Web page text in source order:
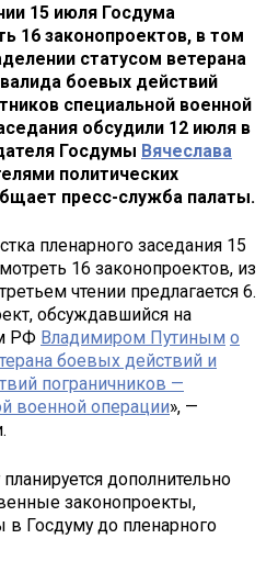
15 июля Госдума
16 законопроектов, в том
статусом ветерана
боевых действий
специальной военной
обсудили 12 июля в
Госдумы Вячеслава
политических
пресс-служба палаты.
пленарного заседания 15
16 законопроектов, из
чтении предлагается 6.
обсуждавшийся на
РФ Владимиром Путиным о
боевых действий и
пограничников —
военной операции», —
дополнительно
законопроекты,
в Госдуму до пленарного